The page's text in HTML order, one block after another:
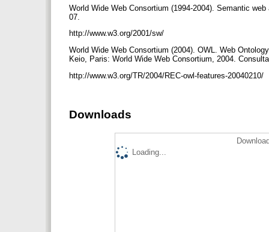
World Wide Web Consortium (1994-2004). Semantic
07.
http://www.w3.org/2001/sw/
World Wide Web Consortium (2004). OWL. Web
Keio, Paris: World Wide Web Consortium, 2004.
http://www.w3.org/TR/2004/REC-owl-features-20040210/
Downloads
Loading...